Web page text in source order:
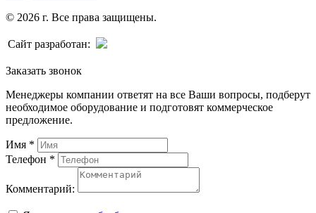
© 2026 г. Все права защищены.
Сайт разработан:
Заказать звонок
Менеджеры компании ответят на все Ваши вопросы, подберут
необходимое оборудование и подготовят коммерческое
предложение.
Имя *
Телефон *
Комментарий: